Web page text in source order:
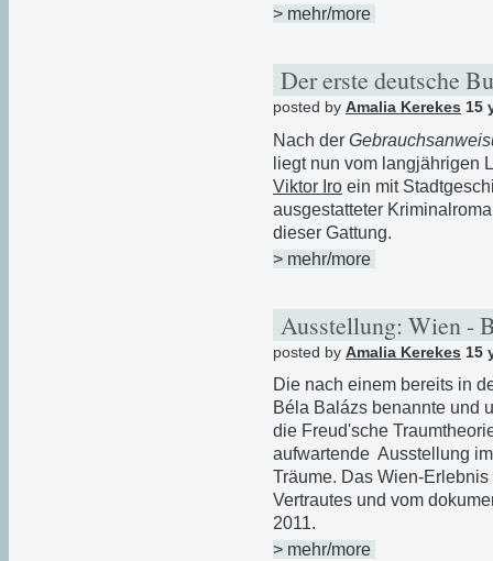
> mehr/more
Der erste deutsche
posted by Amalia Kerekes 15
Nach der
liegt nun vom langjährigen
Viktor Iro ein mit
ausgestatteter
dieser Gattung.
> mehr/more
Ausstellung: Wien -
posted by Amalia Kerekes 15
Die nach einem bereits in
Béla Balázs benannte und
die Freud'sche
aufwartende Ausstellung
Träume. Das Wien-
Vertrautes und vom
2011.
> mehr/more